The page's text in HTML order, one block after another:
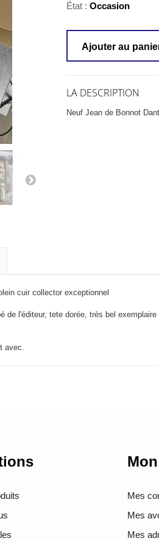
État : Occasion
Ajouter au
LA DESCRIPTION
Neuf Jean de Bonnot
cuir collector exceptionnel
l'éditeur, tete dorée, très bel
avec.
Mes
Mes
Mes